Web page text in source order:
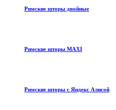
Римские шторы двойные
Римские шторы MAXI
Римские шторы с Яндекс Алисой